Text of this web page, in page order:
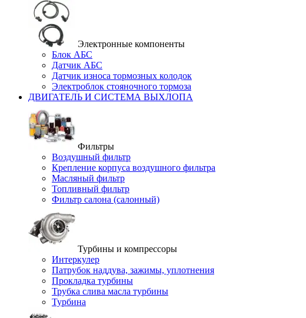
Электронные компоненты
Блок АБС
Датчик АБС
Датчик износа тормозных колодок
Электроблок стояночного тормоза
ДВИГАТЕЛЬ И СИСТЕМА ВЫХЛОПА
Фильтры
Воздушный фильтр
Крепление корпуса воздушного фильтра
Масляный фильтр
Топливный фильтр
Фильтр салона (салонный)
Турбины и компрессоры
Интеркулер
Патрубок наддува, зажимы, уплотнения
Прокладка турбины
Трубка слива масла турбины
Турбина